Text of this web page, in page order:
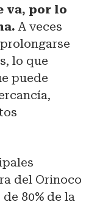
va, por lo
A veces
lo que
puede
del Orinoco
80% de la